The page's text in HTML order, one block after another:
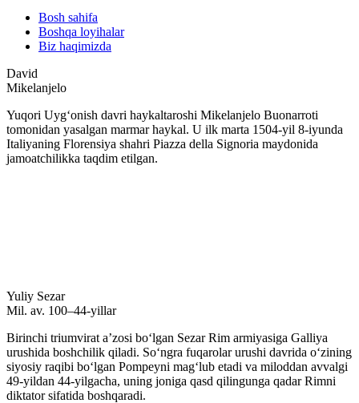
Bosh sahifa
Boshqa loyihalar
Biz haqimizda
David
Mikelanjelo
Yuqori Uygʻonish davri haykaltaroshi Mikelanjelo Buonarroti
tomonidan yasalgan marmar haykal. U ilk marta 1504-yil 8-iyunda
Italiyaning Florensiya shahri Piazza della Signoria maydonida
jamoatchilikka taqdim etilgan.
Yuliy Sezar
Mil. av. 100–44-yillar
Birinchi triumvirat aʼzosi boʻlgan Sezar Rim armiyasiga Galliya
urushida boshchilik qiladi. Soʻngra fuqarolar urushi davrida oʻzining
siyosiy raqibi boʻlgan Pompeyni magʻlub etadi va miloddan avvalgi
49-yildan 44-yilgacha, uning joniga qasd qilingunga qadar Rimni
diktator sifatida boshqaradi.